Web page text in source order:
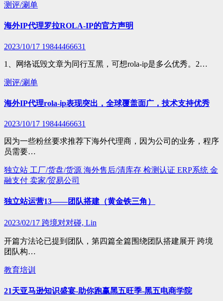
测评/涮单
海外IP代理罗拉ROLA-IP的官方声明
2023/10/17 19844466631
1、网络诋毁文章为同行互黑，可想rola-ip是多么优秀。2…
测评/涮单
海外IP代理rola-ip表现突出，全球覆盖面广，技术支持优秀
2023/10/17 19844466631
因为一些粉丝要求推荐下海外代理商，因为公司的业务，程序
员需要…
独立站 工厂/货盘/货源 海外售后/清库存 检测认证 ERP系统 金
融支付 卖家/贸易公司
独立站运营13——团队搭建（黄金铁三角）
2023/02/17 跨境对对碰, Lin
开篇方法论已提到团队，第四篇全篇围绕团队搭建展开 跨境
团队构…
教育培训
21天亚马逊知识盛宴-助你跑赢黑五旺季-黑五电商学院